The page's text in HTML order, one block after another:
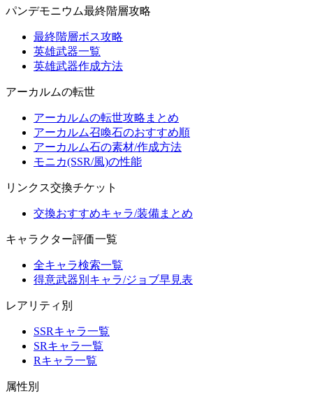
パンデモニウム最終階層攻略
最終階層ボス攻略
英雄武器一覧
英雄武器作成方法
アーカルムの転世
アーカルムの転世攻略まとめ
アーカルム召喚石のおすすめ順
アーカルム石の素材/作成方法
モニカ(SSR/風)の性能
リンクス交換チケット
交換おすすめキャラ/装備まとめ
キャラクター評価一覧
全キャラ検索一覧
得意武器別キャラ/ジョブ早見表
レアリティ別
SSRキャラ一覧
SRキャラ一覧
Rキャラ一覧
属性別